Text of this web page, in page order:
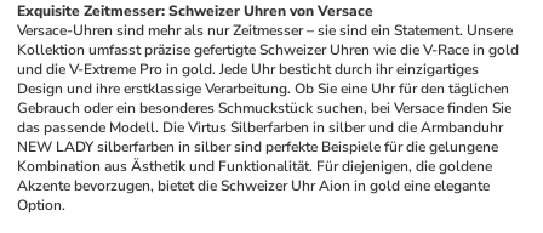
Exquisite Zeitmesser: Schweizer Uhren von Versace
Versace-Uhren sind mehr als nur Zeitmesser – sie sind ein Statement. Unsere
Kollektion umfasst präzise gefertigte Schweizer Uhren wie die V-Race in gold
und die V-Extreme Pro in gold. Jede Uhr besticht durch ihr einzigartiges
Design und ihre erstklassige Verarbeitung. Ob Sie eine Uhr für den täglichen
Gebrauch oder ein besonderes Schmuckstück suchen, bei Versace finden Sie
das passende Modell. Die Virtus Silberfarben in silber und die Armbanduhr
NEW LADY silberfarben in silber sind perfekte Beispiele für die gelungene
Kombination aus Ästhetik und Funktionalität. Für diejenigen, die goldene
Akzente bevorzugen, bietet die Schweizer Uhr Aion in gold eine elegante
Option.